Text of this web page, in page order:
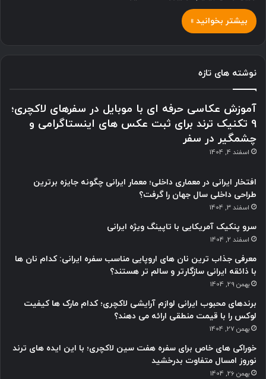
بیشتر بخوانید »
نوشته های تازه
آموزش عکاسی حرفه ای با موبایل در سفرهای لاکچری؛
9 تکنیک ترند برای ثبت عکس های اینستاگرامی و
چشمگیر در سفر
اسفند 4, 1404
افتخار ایرانی در معماری داخلی؛ معمار ایرانی چگونه جایزه برترین
طراحی داخلی سال جهان را گرفت؟
اسفند 3, 1404
سرو پنکیک آمریکایی با تاپینگ ویژه ایرانی
اسفند 2, 1404
معرفی جذاب ترین نان های اروپایی مناسب سفره ایرانی: کدام نان ها
با ذائقه ایرانی سازگارتر و سالم تر هستند؟
بهمن 29, 1404
برندهای محبوب ایرانی لوازم آرایشی لاکچری؛ کدام مارک ها کیفیت
لوکس را با قیمت منطقی ارائه می دهند؟
بهمن 27, 1404
خوراکی های خاص برای سفره هفت سین لاکچری؛ با این ایده های ترند
نوروز امسال متفاوت بدرخشید
بهمن 26, 1404